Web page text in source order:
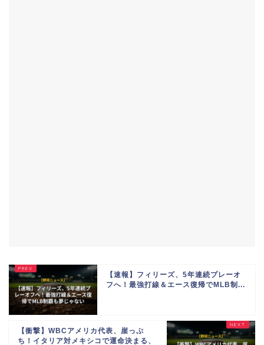
【速報】フィリーズ、5年連続プレーオ
フへ！最強打線＆エース復帰でMLB制...
【衝撃】WBCアメリカ代表、崖っぷ
ち！イタリア対メキシコで運命決まる、